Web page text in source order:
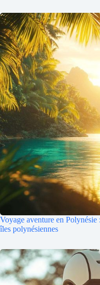
Voyage aventure en Polynésie
îles polynésiennes